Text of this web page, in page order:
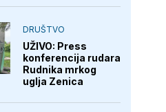
DRUŠTVO
UŽIVO: Press
konferencija rudara
Rudnika mrkog
uglja Zenica